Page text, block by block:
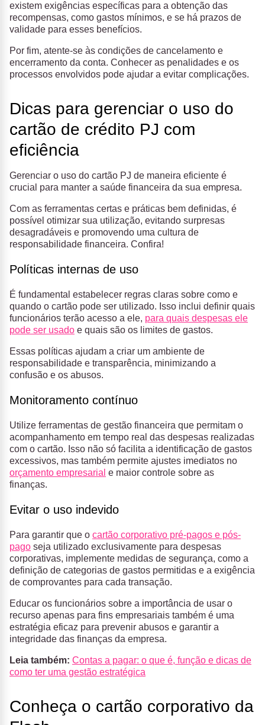
existem exigências específicas para a obtenção das
recompensas, como gastos mínimos, e se há prazos de
validade para esses benefícios.
Por fim, atente-se às condições de cancelamento e
encerramento da conta. Conhecer as penalidades e os
processos envolvidos pode ajudar a evitar complicações.
Dicas para gerenciar o uso do
cartão de crédito PJ com
eficiência
Gerenciar o uso do cartão PJ de maneira eficiente é
crucial para manter a saúde financeira da sua empresa.
Com as ferramentas certas e práticas bem definidas, é
possível otimizar sua utilização, evitando surpresas
desagradáveis e promovendo uma cultura de
responsabilidade financeira. Confira!
Políticas internas de uso
É fundamental estabelecer regras claras sobre como e
quando o cartão pode ser utilizado. Isso inclui definir quais
funcionários terão acesso a ele, para quais despesas ele
pode ser usado e quais são os limites de gastos.
Essas políticas ajudam a criar um ambiente de
responsabilidade e transparência, minimizando a
confusão e os abusos.
Monitoramento contínuo
Utilize ferramentas de gestão financeira que permitam o
acompanhamento em tempo real das despesas realizadas
com o cartão. Isso não só facilita a identificação de gastos
excessivos, mas também permite ajustes imediatos no
orçamento empresarial e maior controle sobre as
finanças.
Evitar o uso indevido
Para garantir que o cartão corporativo pré-pagos e pós-
pago seja utilizado exclusivamente para despesas
corporativas, implemente medidas de segurança, como a
definição de categorias de gastos permitidas e a exigência
de comprovantes para cada transação.
Educar os funcionários sobre a importância de usar o
recurso apenas para fins empresariais também é uma
estratégia eficaz para prevenir abusos e garantir a
integridade das finanças da empresa.
Leia também: Contas a pagar: o que é, função e dicas de
como ter uma gestão estratégica
Conheça o cartão corporativo da